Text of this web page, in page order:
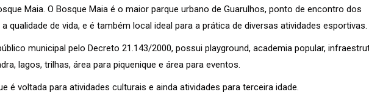
Maia. O Bosque Maia é o maior parque urbano de Guarulhos, ponto de encontro dos
qualidade de vida, e é também local ideal para a prática de diversas atividades esportivas.
municipal pelo Decreto 21.143/2000, possui playground, academia popular,
lagos, trilhas, área para piquenique e área para eventos.
é voltada para atividades culturais e ainda atividades para terceira idade.